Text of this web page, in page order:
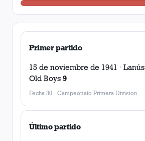
Primer partido
15 de noviembre de 1941 · Lanús
Old Boys 9
Fecha 30 - Campeonato Primera Division
Último partido